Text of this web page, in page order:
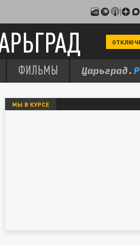
ФИЛЬМЫ
МЫ В КУРСЕ